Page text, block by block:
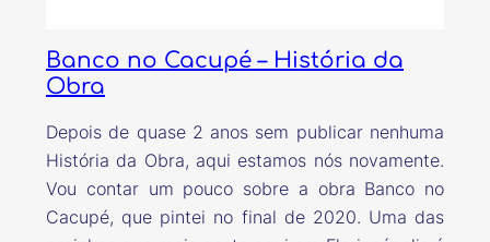
Banco no Cacupé – História da
Obra
Depois de quase 2 anos sem publicar nenhuma
História da Obra, aqui estamos nós novamente.
Vou contar um pouco sobre a obra Banco no
Cacupé, que pintei no final de 2020. Uma das